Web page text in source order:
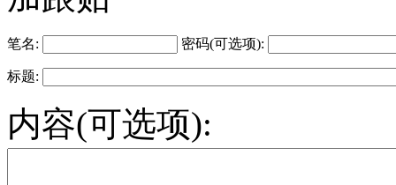
笔名: 密码(可选项):
标题:
内容(可选项):